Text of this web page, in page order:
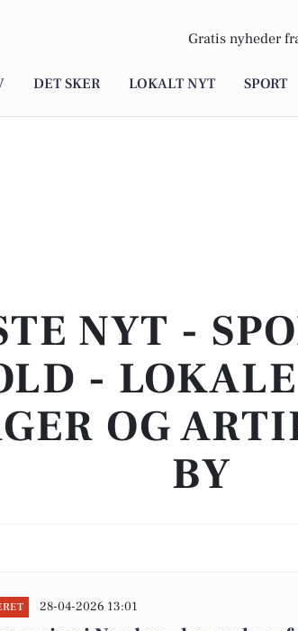
Gratis nyheder
DET SKER LOKALT NYT SPORT
NYT -
-
OG
BY
28-04-2026 13:01